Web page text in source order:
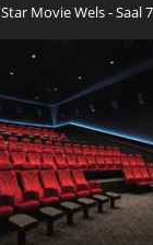
Star Movie Wels - Saal